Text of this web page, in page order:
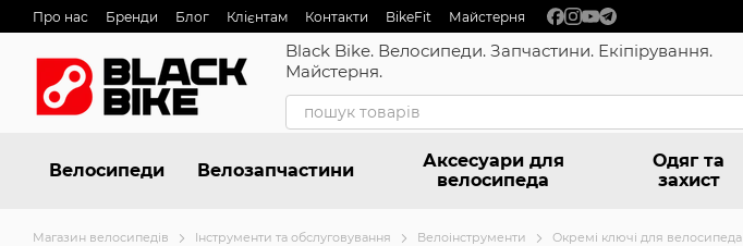
Перейти до основного контенту
Про нас Бренди Блог Клієнтам Контакти BikeFit Майстерня
Black Bike. Велосипеди. Запчастини. Екіпірування.
Майстерня.
Велосипеди Велозапчастини
Аксесуари для
велосипеда
Одяг та
захист
Магазин велосипедів Інструменти та обслуговування Велоінструменти Окремі ключі для велосипеда